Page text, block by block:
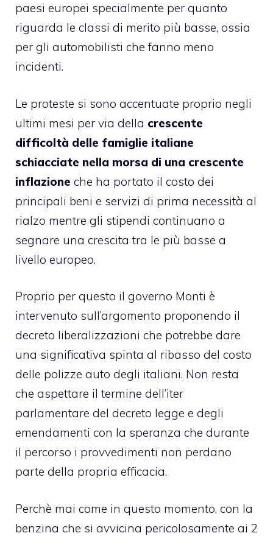
paesi europei specialmente per quanto
riguarda le classi di merito più basse, ossia
per gli automobilisti che fanno meno
incidenti.
Le proteste si sono accentuate proprio negli
ultimi mesi per via della crescente
difficoltà delle famiglie italiane
schiacciate nella morsa di una crescente
inflazione che ha portato il costo dei
principali beni e servizi di prima necessità al
rialzo mentre gli stipendi continuano a
segnare una crescita tra le più basse a
livello europeo.
Proprio per questo il governo Monti è
intervenuto sull’argomento proponendo il
decreto liberalizzazioni che potrebbe dare
una significativa spinta al ribasso del costo
delle polizze auto degli italiani. Non resta
che aspettare il termine dell’iter
parlamentare del decreto legge e degli
emendamenti con la speranza che durante
il percorso i provvedimenti non perdano
parte della propria efficacia.
Perchè mai come in questo momento, con la
benzina che si avvicina pericolosamente ai 2